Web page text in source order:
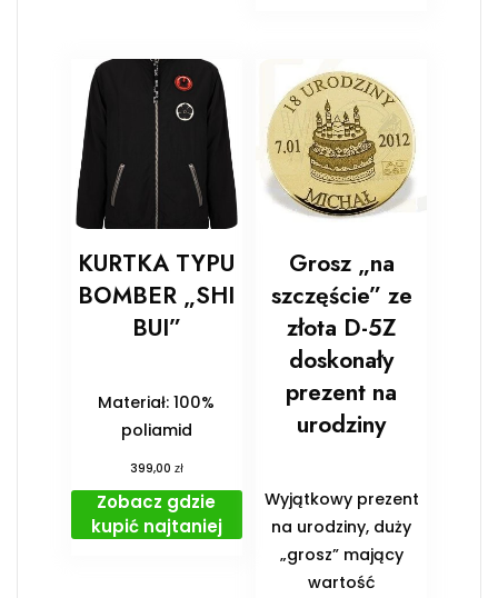
KURTKA TYPU
BOMBER „SHI
BUI”
Materiał: 100%
poliamid
399,00 zł
Zobacz gdzie
kupić najtaniej
Grosz „na
szczęście” ze
złota D-5Z
doskonały
prezent na
urodziny
Wyjątkowy prezent
na urodziny, duży
„grosz” mający
wartość